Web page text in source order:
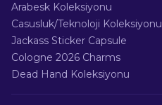
Arabesk Koleksiyonu
Casusluk/Teknoloji Koleksiyonu
Jackass Sticker Capsule
Cologne 2026 Charms
Dead Hand Koleksiyonu